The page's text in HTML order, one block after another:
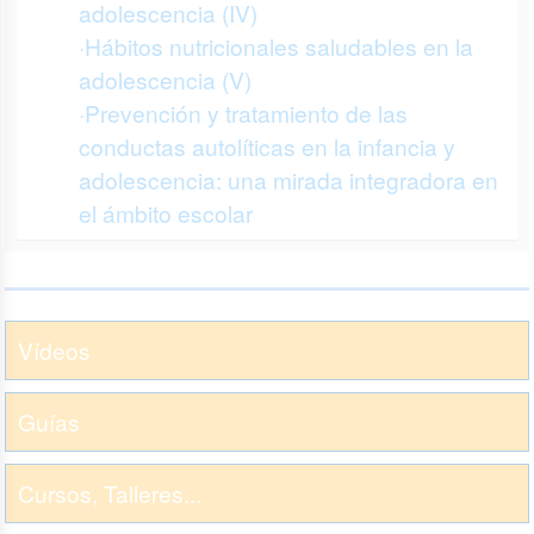
adolescencia (IV)
·Hábitos nutricionales saludables en la
adolescencia (V)
·Prevención y tratamiento de las
conductas autolíticas en la infancia y
adolescencia: una mirada integradora en
el ámbito escolar
Vídeos
Guías
Cursos, Talleres...